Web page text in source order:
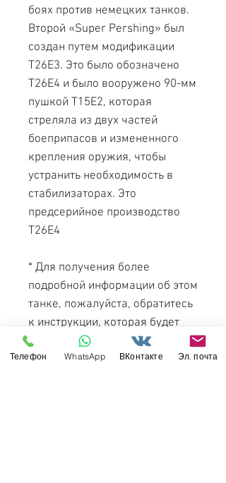
боях против немецких танков.
Второй «Super Pershing» был
создан путем модификации
T26E3. Это было обозначено
T26E4 и было вооружено 90-мм
пушкой T15E2, которая
стреляла из двух частей
боеприпасов и измененного
крепления оружия, чтобы
устранить необходимость в
стабилизаторах. Это
предсерийное производство
T26E4
* Для получения более
подробной информации об этом
танке, пожалуйста, обратитесь
к инструкции, которая будет
включена в модель.
Телефон WhatsApp ВКонтакте Эл. почта